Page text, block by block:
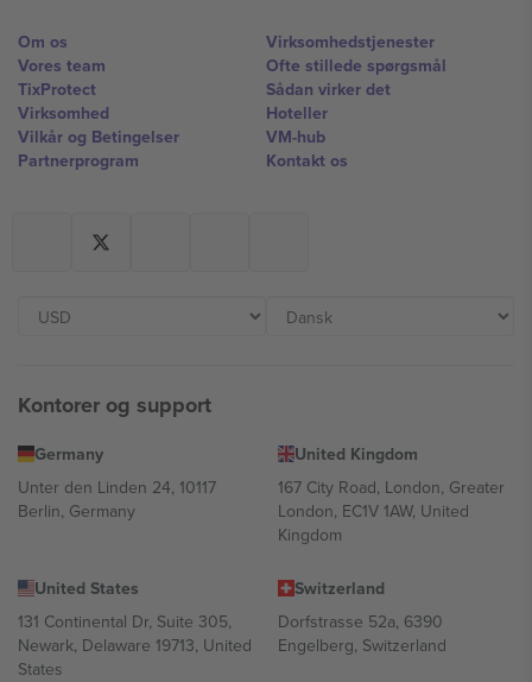
Om os
Vores team
TixProtect
Virksomhed
Vilkår og Betingelser
Partnerprogram
Virksomhedstjenester
Ofte stillede spørgsmål
Sådan virker det
Hoteller
VM-hub
Kontakt os
Kontorer og support
Germany
Unter den Linden 24, 10117
Berlin, Germany
United Kingdom
167 City Road, London, Greater
London, EC1V 1AW, United
Kingdom
United States
131 Continental Dr, Suite 305,
Newark, Delaware 19713, United
States
Switzerland
Dorfstrasse 52a, 6390
Engelberg, Switzerland